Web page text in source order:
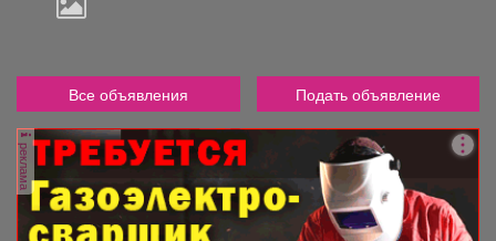
Все объявления Подать объявление
реклама